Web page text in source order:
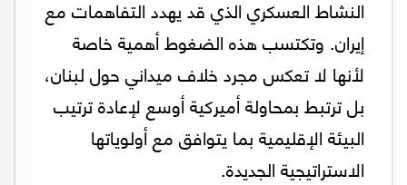
النشاط العسكري الذي قد يهدد التفاهمات مع
إيران. وتكتسب هذه الضغوط أهمية خاصة
لأنها لا تعكس مجرد خلاف ميداني حول لبنان،
بل ترتبط بمحاولة أميركية أوسع لإعادة ترتيب
البيئة الإقليمية بما يتوافق مع أولوياتها
الاستراتيجية الجديدة.